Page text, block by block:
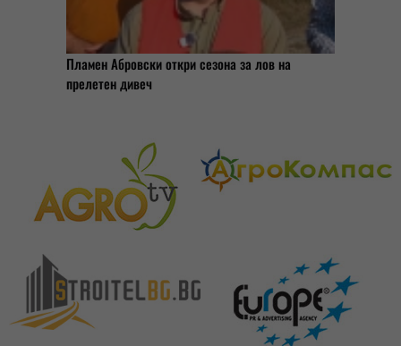
Пламен Абровски откри сезона за лов на
прелетен дивеч